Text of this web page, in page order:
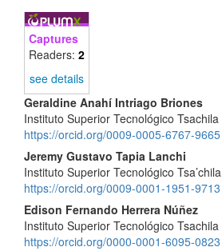
Captures
Readers: 2
see details
Contenido
principal
del
artículo
Geraldine Anahí Intriago Briones
Instituto Superior Tecnológico Tsachila
https://orcid.org/0009-0005-6767-9665
Jeremy Gustavo Tapia Lanchi
Instituto Superior Tecnológico Tsa’chila
https://orcid.org/0009-0001-1951-9713
Edison Fernando Herrera Núñez
Instituto Superior Tecnológico Tsachila
https://orcid.org/0000-0001-6095-0823